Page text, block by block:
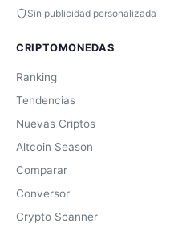
Sin publicidad personalizada
CRIPTOMONEDAS
Ranking
Tendencias
Nuevas Criptos
Altcoin Season
Comparar
Conversor
Crypto Scanner